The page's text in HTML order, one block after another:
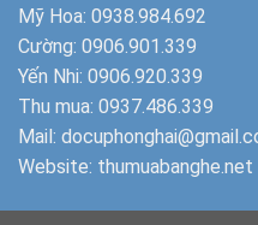
Mỹ Hoa: 0938.984.692
Cường: 0906.901.339
Yến Nhi: 0906.920.339
Thu mua: 0937.486.339
Mail:
Website: thumuabanghe.net